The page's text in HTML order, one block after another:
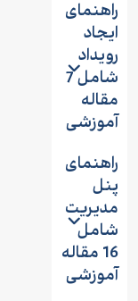
راهنمای
ایجاد
رویداد
شامل 7
مقاله
آموزشی
راهنمای
پنل
مدیریت
شامل
16 مقاله
آموزشی